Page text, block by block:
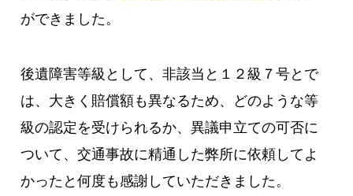
ができました。
後遺障害等級として、非該当と１２級７号とで
は、大きく賠償額も異なるため、どのような等
級の認定を受けられるか、異議申立ての可否に
ついて、交通事故に精通した弊所に依頼してよ
かったと何度も感謝していただきました。